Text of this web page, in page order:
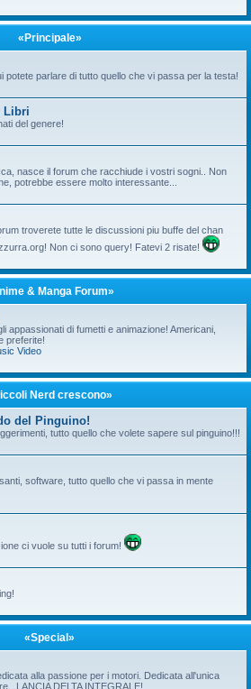
«Principale»
potete parlare di tutto quello che vi passa per la testa!
Libri
del genere!
nasce il forum che racchiude i vostri sogni.. Non
potrebbe essere molto interessante...
troverete tutte le discussioni piu buffe del chan
Non ci sono query! Fatevi 2 risate!
& Manga Forum»
appassionati di fumetti e animazione! Americani,
preferite!
Video
Nerd crescono»
del Pinguino!
tutto quello che volete sapere sul pinguino!!!
software, tutto quello che vi passa in mente
ci vuole su tutti i forum!
«Special»
alla passione per i motori. Dedicata all'unica
LANCIA DELTA INTEGRALE!